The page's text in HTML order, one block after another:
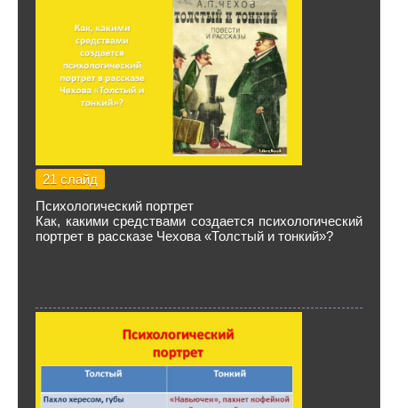
21 слайд
Психологический портрет
Как, какими средствами создается психологический
портрет в рассказе Чехова «Толстый и тонкий»?